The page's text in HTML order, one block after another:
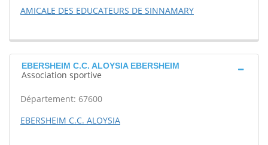
AMICALE DES EDUCATEURS DE SINNAMARY
EBERSHEIM C.C. ALOYSIA EBERSHEIM
Association sportive
Département: 67600
EBERSHEIM C.C. ALOYSIA